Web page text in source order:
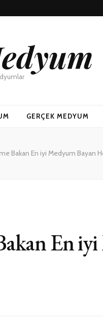
GERÇEK MEDYUM
Bakan En iyi Medyum Bayan
En